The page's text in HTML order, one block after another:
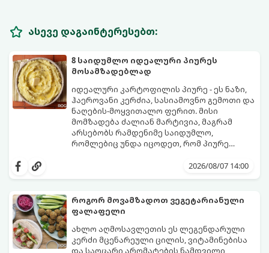
ასევე დაგაინტერესებთ:
8 საიდუმლო იდეალური პიურეს
მოსამზადებლად
იდეალური კარტოფილის პიურე - ეს ნაზი,
ჰაეროვანი კერძია, სასიამოვნო გემოთი და
ნაღების-მოყვითალო ფერით. მისი
მომზადება ძალიან მარტივია, მაგრამ
არსებობს რამდენიმე საიდუმლო,
რომლებიც უნდა იცოდეთ, რომ პიურე
2026/08/07 14:00
როგორ მოვამზადოთ ვეგეტარიანული
ფალაფელი
ახლო აღმოსავლეთის ეს ლეგენდარული
კერძი მცენარეული ცილის, ვიტამინებისა
და საოცარი არომატების ნამდვილი